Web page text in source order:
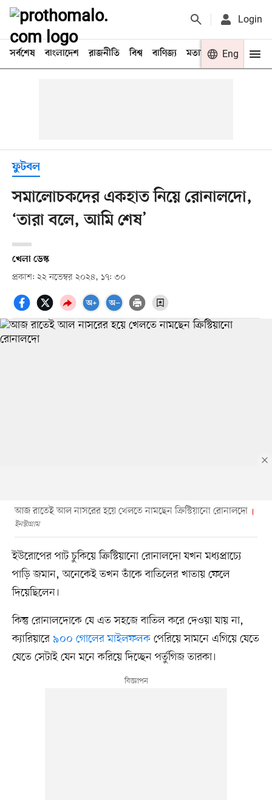
Login
সর্বশেষ বাংলাদেশ রাজনীতি বিশ্ব বাণিজ্য মতামত খেলা
Eng
ফুটবল
সমালোচকদের একহাত নিয়ে রোনালদো,
‘তারা বলে, আমি শেষ’
খেলা ডেস্ক
প্রকাশ: ২২ নভেম্বর ২০২৪, ১৭: ৩০
আজ রাতেই আল নাসরের হয়ে খেলতে নামছেন ক্রিস্টিয়ানো রোনালদো
ইনস্টাগ্রাম
ইউরোপের পাট চুকিয়ে ক্রিস্টিয়ানো রোনালদো যখন মধ্যপ্রাচ্যে
পাড়ি জমান, অনেকেই তখন তাঁকে বাতিলের খাতায় ফেলে
দিয়েছিলেন।
কিন্তু রোনালদোকে যে এত সহজে বাতিল করে দেওয়া যায় না,
ক্যারিয়ারে ৯০০ গোলের মাইলফলকপেরিয়ে সামনে এগিয়ে যেতে
যেতে সেটাই যেন মনে করিয়ে দিচ্ছেন পর্তুগিজ তারকা।